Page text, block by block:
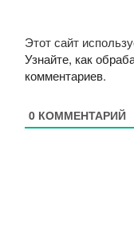
Этот сайт
Узнайте, как
комментариев.
0 КОММЕНТАРИЙ